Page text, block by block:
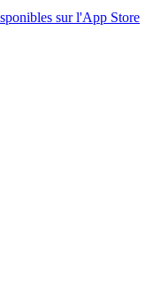
sur l'App Store